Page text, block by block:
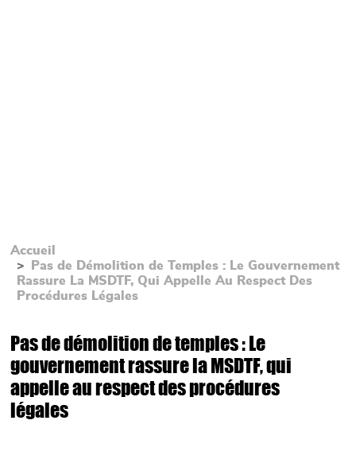
Accueil
Pas de Démolition de Temples : Le Gouvernement
Rassure La MSDTF, Qui Appelle Au Respect Des
Procédures Légales
Pas de démolition de temples : Le
gouvernement rassure la MSDTF, qui
appelle au respect des procédures
légales